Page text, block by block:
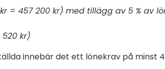
= 457 200 kr) med tillägg av 5 % av
kr)
innebär det ett lönekrav på minst